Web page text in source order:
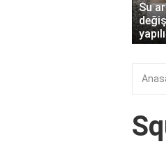
Su